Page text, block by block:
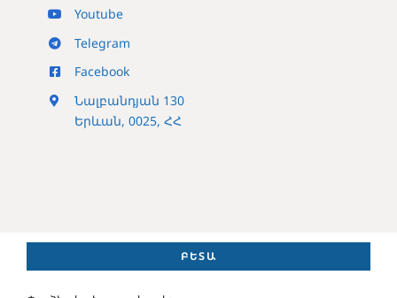
Youtube
Telegram
Facebook
Նալբանդյան 130
Երևան, 0025, ՀՀ
ԲԵՏԱ